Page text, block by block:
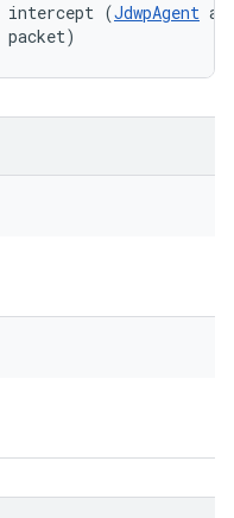
intercept (JdwpAgent
packet)